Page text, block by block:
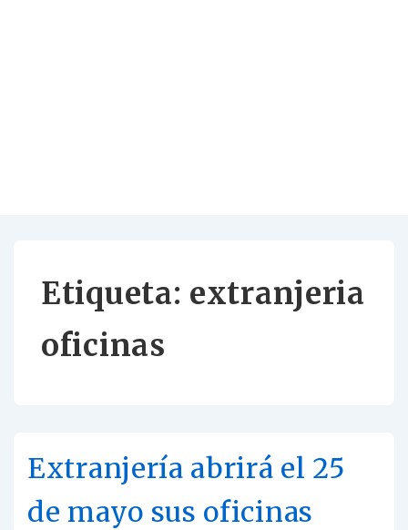
Etiqueta: extranjeria
oficinas
Extranjería abrirá el 25
de mayo sus oficinas